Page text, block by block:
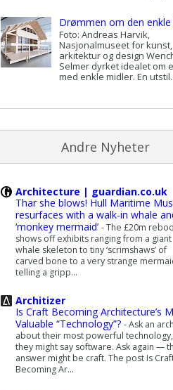
Drømmen om den
Foto: Andreas Harvik,
Nasjonalmuseet for kunst,
arkitektur og design
Selmer dyrket idealet om
med enkle midler. En
Andre Nyheter
Architecture | guardian.co.uk
Thar she blows! Hull Maritime
resurfaces with a walk-in whale
‘monkey mermaid’ -The £20m
shows off exhibits ranging from a giant
whale skeleton to tiny ‘scrimshaws’ of
carved bone to a very strange
telling a gripp...
Architizer
Is Craft Becoming Architecture’s
Valuable “Technology”? -Ask an
about their most powerful
they might say software. Ask again —
answer might be craft. The post Is
Becoming Ar...